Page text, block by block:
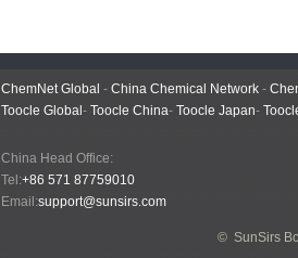
ChemNet Global - China Chemical Network -
Toocle Global - Toocle China- Toocle Japan-
China Head Office:
Tel:+86 571 87759010
Email:support@sunsirs.com
© SunSirs